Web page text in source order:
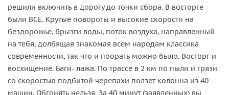
решили включить в дорогу до точки сбора. В восторге
были ВСЕ. Крутые повороты и высокие скорости на
бездорожье, брызги воды, поток воздуха, направленный
на тебя, долбящая знакомая всем народам классика
современности, так что и поорать можно было. Восторг и
восхищение. Баги- лажа. По трассе в 2 км по пыли и грязи
со скоростью подбитой черепахи ползет колонна из 40
машин. Обгонять нельзя. За 40 минут (заявленных) вы